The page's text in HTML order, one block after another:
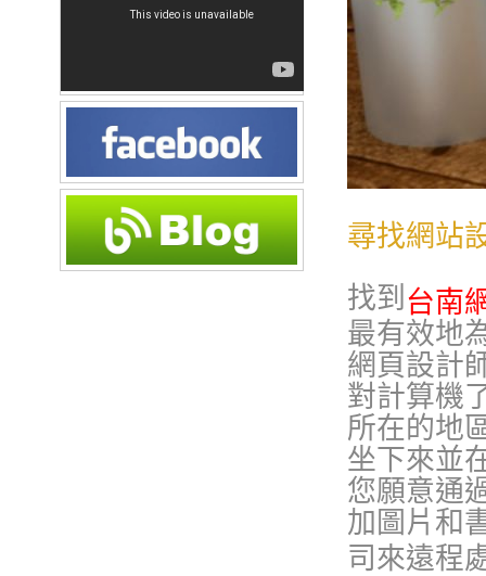
尋找網站
找到 台南
最有效地
網頁設計
對計算機
所在的地
坐下來並
您願意通
加圖片和
司來遠程